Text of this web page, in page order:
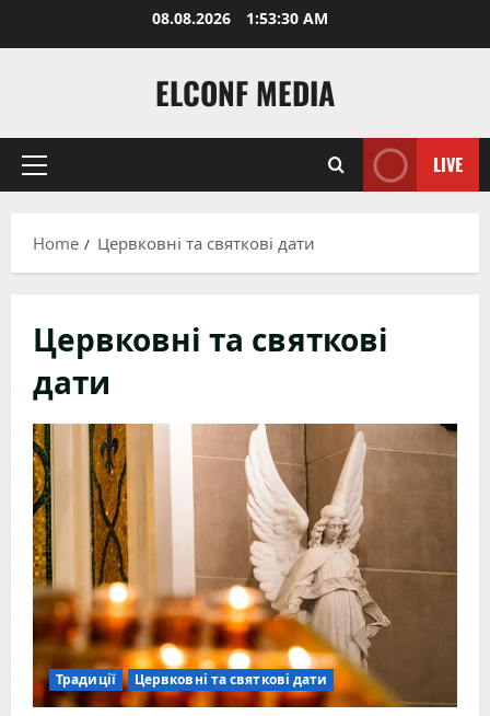
08.08.2026 1:53:32 AM
ELCONF MEDIA
Primary
LIVE
Home Цервковні та святкові дати
Цервковні та святкові
дати
Традиції Цервковні та святкові дати